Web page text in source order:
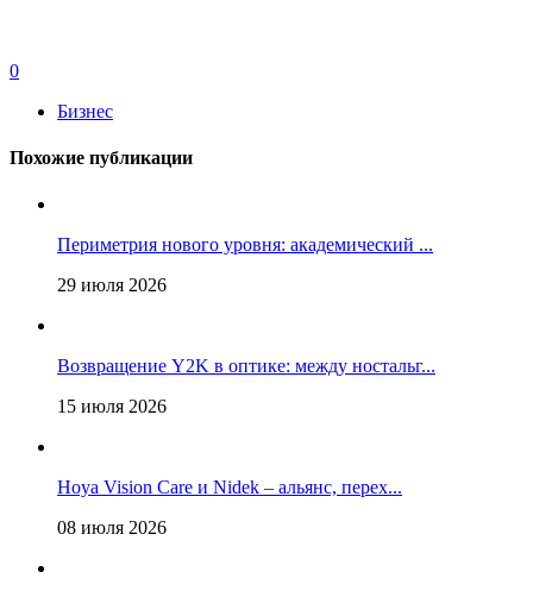
0
Бизнес
Похожие публикации
Периметрия нового уровня: академический ...
29 июля 2026
Возвращение Y2K в оптике: между ностальг...
15 июля 2026
Hoya Vision Care и Nidek – альянс, перех...
08 июля 2026